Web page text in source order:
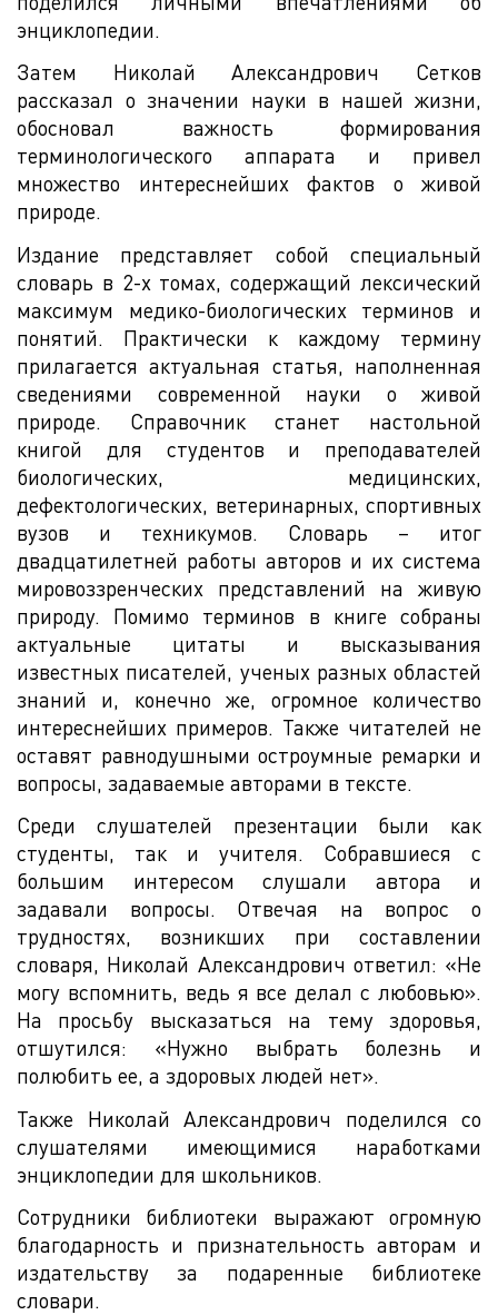
энциклопедии.
Затем Николай Александрович Сетков
рассказал о значении науки в нашей жизни,
обосновал важность формирования
терминологического аппарата и привел
множество интереснейших фактов о живой
природе.
Издание представляет собой специальный
словарь в 2-х томах, содержащий лексический
максимум медико-биологических терминов и
понятий. Практически к каждому термину
прилагается актуальная статья, наполненная
сведениями современной науки о живой
природе. Справочник станет настольной
книгой для студентов и преподавателей
биологических, медицинских,
дефектологических, ветеринарных, спортивных
вузов и техникумов. Словарь – итог
двадцатилетней работы авторов и их система
мировоззренческих представлений на живую
природу. Помимо терминов в книге собраны
актуальные цитаты и высказывания
известных писателей, ученых разных областей
знаний и, конечно же, огромное количество
интереснейших примеров. Также читателей не
оставят равнодушными остроумные ремарки и
вопросы, задаваемые авторами в тексте.
Среди слушателей презентации были как
студенты, так и учителя. Собравшиеся с
большим интересом слушали автора и
задавали вопросы. Отвечая на вопрос о
трудностях, возникших при составлении
словаря, Николай Александрович ответил: «Не
могу вспомнить, ведь я все делал с любовью».
На просьбу высказаться на тему здоровья,
отшутился: «Нужно выбрать болезнь и
полюбить ее, а здоровых людей нет».
Также Николай Александрович поделился со
слушателями имеющимися наработками
энциклопедии для школьников.
Сотрудники библиотеки выражают огромную
благодарность и признательность авторам и
издательству за подаренные библиотеке
словари.